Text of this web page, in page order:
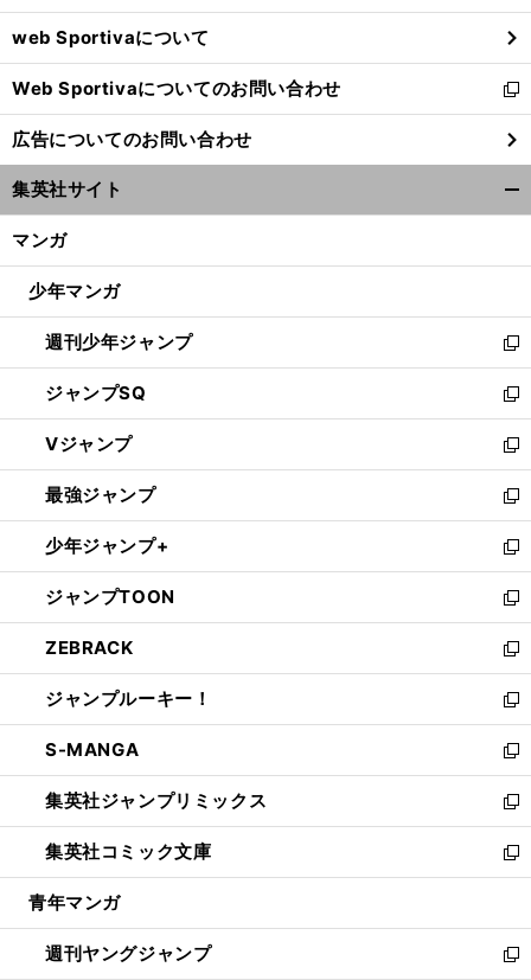
ウ
で
開
く
web Sportivaについて
Web Sportivaについてのお問い合わせ
新
し
い
ウ
ィ
ン
ウ
開
く
広告についてのお問い合わせ
集英社サイト
マンガ
少年マンガ
週刊少年ジャンプ
新
し
い
ウ
ィ
ン
ド
ウ
で
開
く
ジャンプSQ
新
し
い
ウ
ィ
ン
ド
ウ
で
開
く
Vジャンプ
新
し
い
ウ
ィ
ン
ド
ウ
で
開
く
最強ジャンプ
新
し
い
ウ
ィ
ン
ド
ウ
で
開
く
少年ジャンプ+
新
し
い
ウ
ィ
ン
ド
ウ
で
開
く
ジャンプTOON
新
し
い
ウ
ィ
ン
ド
ウ
で
開
く
ZEBRACK
新
し
い
ウ
ィ
ン
ド
ウ
で
開
ジャンプルーキー！
新
し
い
ウ
ィ
ン
ド
ウ
開
く
S-MANGA
新
し
い
ウ
ィ
ン
ウ
で
集英社ジャンプリミックス
新
し
い
ウ
ン
ド
集英社コミック文庫
新
し
ウ
ィ
青年マンガ
週刊ヤングジャンプ
新